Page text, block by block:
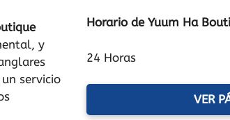
y
servicio
Horario de Yuum Ha
24 Horas
VER